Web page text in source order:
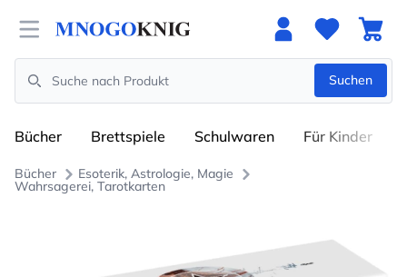
Open menu
Search
Suchen
Bücher Brettspiele Schulwaren Für Kinder
Bücher Esoterik, Astrologie, Magie
Wahrsagerei, Tarotkarten